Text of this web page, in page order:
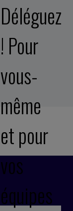
Déléguez
! Pour
vous-
même
et pour
vos
équipes